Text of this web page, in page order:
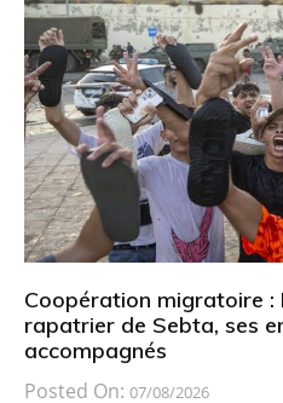
Coopération migratoire :
rapatrier de Sebta, ses
accompagnés
Posted On: 07/08/2026